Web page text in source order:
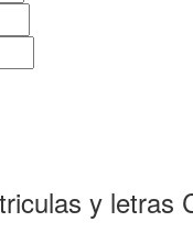
y letras